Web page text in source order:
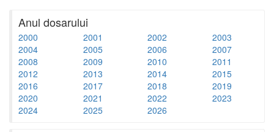
Anul dosarului
2000 2001 2002
2003
2004
2005 2006
2007
2008
2009 2010
2011
2012
2013 2014
2015
2016
2017 2018
2019
2020
2021 2022
2023
2024
2025 2026